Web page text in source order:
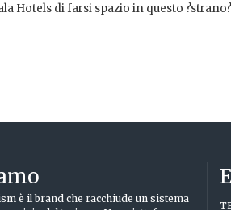
Hotels di farsi spazio in questo
è il brand che racchiude un sistema